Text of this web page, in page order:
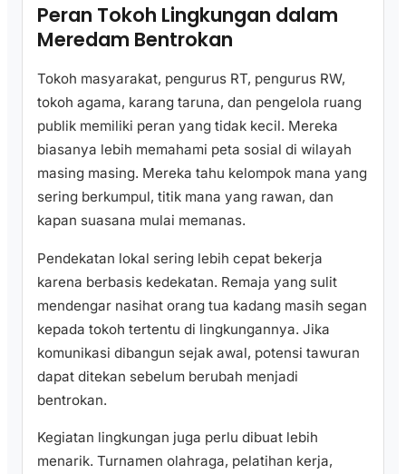
Peran Tokoh Lingkungan dalam
Meredam Bentrokan
Tokoh masyarakat, pengurus RT, pengurus RW,
tokoh agama, karang taruna, dan pengelola ruang
publik memiliki peran yang tidak kecil. Mereka
biasanya lebih memahami peta sosial di wilayah
masing masing. Mereka tahu kelompok mana yang
sering berkumpul, titik mana yang rawan, dan
kapan suasana mulai memanas.
Pendekatan lokal sering lebih cepat bekerja
karena berbasis kedekatan. Remaja yang sulit
mendengar nasihat orang tua kadang masih segan
kepada tokoh tertentu di lingkungannya. Jika
komunikasi dibangun sejak awal, potensi tawuran
dapat ditekan sebelum berubah menjadi
bentrokan.
Kegiatan lingkungan juga perlu dibuat lebih
menarik. Turnamen olahraga, pelatihan kerja,